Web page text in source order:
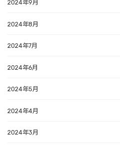
2024年9月
2024年8月
2024年7月
2024年6月
2024年5月
2024年4月
2024年3月